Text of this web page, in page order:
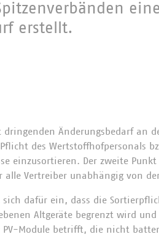
erstellt.
dringenden Änderungsbedarf an
des Wertstoffhofpersonals
einzusortieren. Der zweite
alle Vertreiber unabhängig von
sich dafür ein, dass die
Altgeräte begrenzt wird
PV-Module betrifft, die nicht